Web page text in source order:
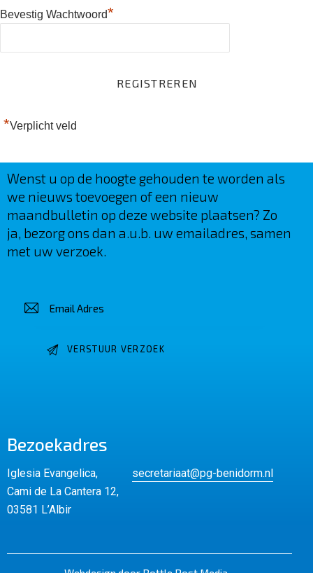
Bevestig Wachtwoord*
*Verplicht veld
Wenst u op de hoogte gehouden te worden als
we nieuws toevoegen of een nieuw
maandbulletin op deze website plaatsen? Zo
ja, bezorg ons dan a.u.b. uw emailadres, samen
met uw verzoek.
Bezoekadres
Iglesia Evangelica,
Cami de La Cantera 12,
03581 L’Albir
secretariaat@pg-benidorm.nl